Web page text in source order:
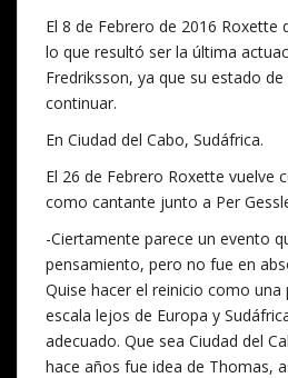
El 8 de Febrero de 2016 Roxette
lo que resultó ser la última
Fredriksson, ya que su estado
continuar.
En Ciudad del Cabo, Sudáfrica.
El 26 de Febrero Roxette vuelve
como cantante junto a Per
-Ciertamente parece un evento
pensamiento, pero no fue en
Quise hacer el reinicio como
escala lejos de Europa y
adecuado. Que sea Ciudad del
hace años fue idea de Thomas,